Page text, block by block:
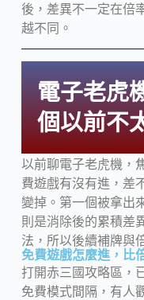
後，差異不一定在倍
越不同。
電子老虎
個以前不
以前聊電子老虎機，
費遊戲有沒有進，差
變掉。第一個被拿出
則是消除後的累積差
法，所以後續補牌與
免費遊戲怎麼進，比
打開赤三國攻略區，
免費模式間隔，有人